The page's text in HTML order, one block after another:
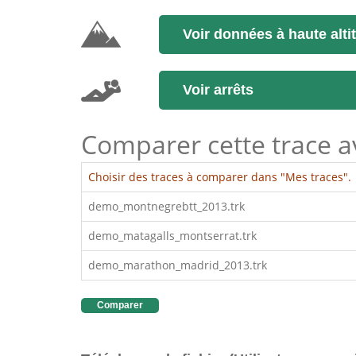
Voir données à haute
Voir arrêts
Comparer cette trace
Choisir des traces à comparer dans "Mes traces".
demo_montnegrebtt_2013.trk
demo_matagalls_montserrat.trk
demo_marathon_madrid_2013.trk
Comparer